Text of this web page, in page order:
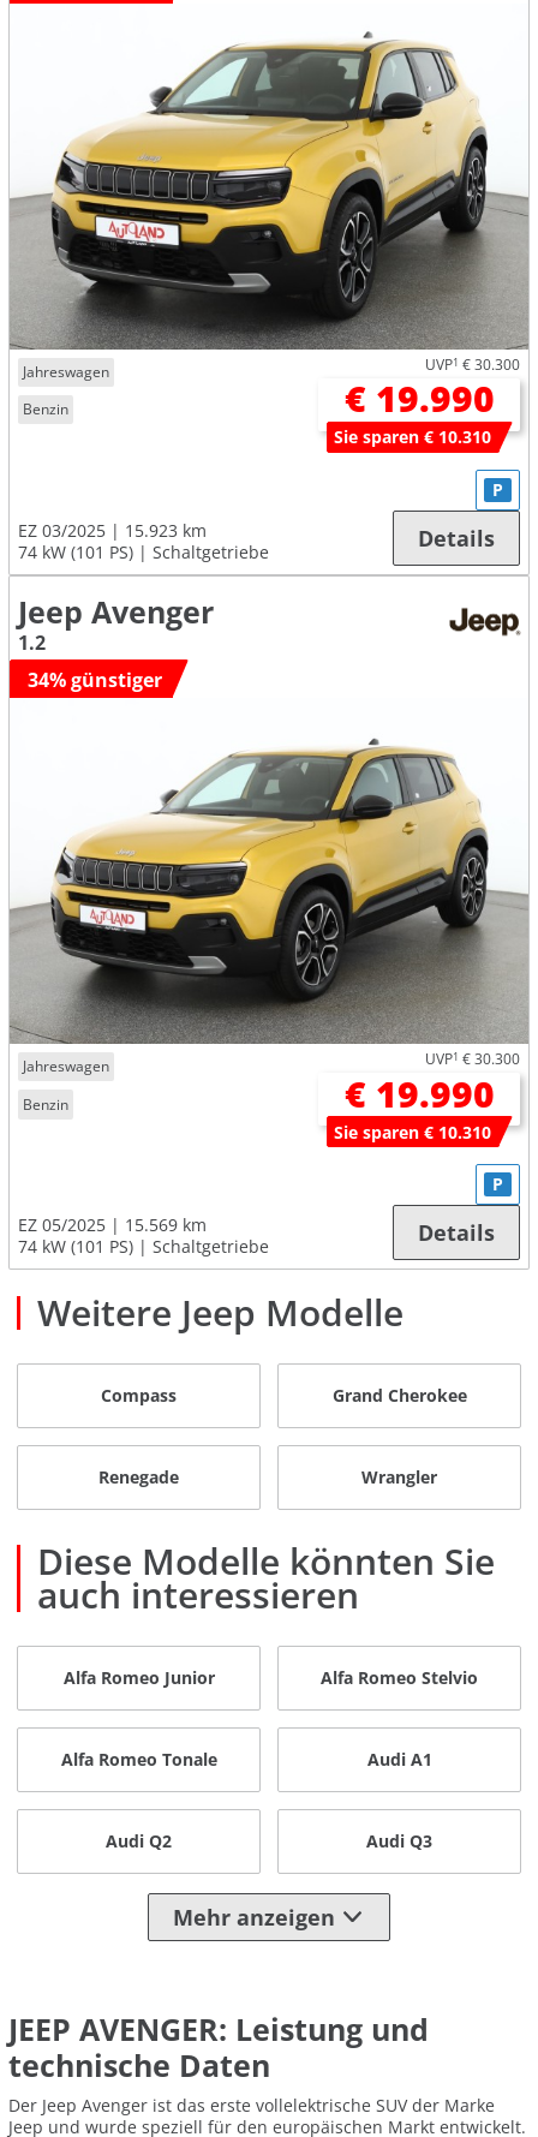
Jahreswagen
Benzin
UVP1 € 30.300
€ 19.990
Sie sparen € 10.310
EZ 03/2025
15.923 km
74 kW (101 PS)
Schaltgetriebe
P
Details
Jeep Avenger
1.2
34% günstiger
Jahreswagen
Benzin
UVP1 € 30.300
€ 19.990
Sie sparen € 10.310
EZ 05/2025
15.569 km
74 kW (101 PS)
Schaltgetriebe
P
Details
Weitere Jeep Modelle
Compass Grand Cherokee
Renegade Wrangler
Diese Modelle könnten Sie
auch interessieren
Alfa Romeo Junior Alfa Romeo Stelvio
Alfa Romeo Tonale Audi A1
Audi Q2 Audi Q3
Mehr anzeigen
JEEP AVENGER: Leistung und
technische Daten
Der Jeep Avenger ist das erste vollelektrische SUV der Marke
Jeep und wurde speziell für den europäischen Markt entwickelt.